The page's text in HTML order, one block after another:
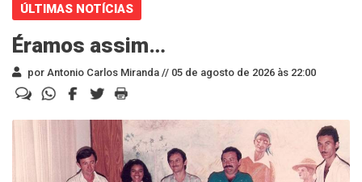
ÚLTIMAS NOTÍCIAS
Éramos assim…
por Antonio Carlos Miranda // 05 de agosto de 2026 às 22:00